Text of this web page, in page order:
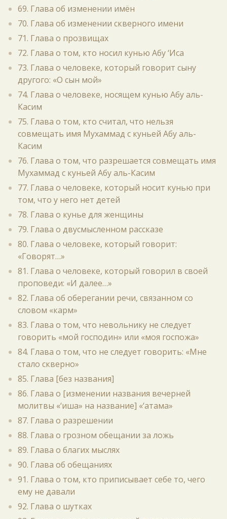
69. Глава об изменении имён
70. Глава об изменении скверного имени
71. Глава о прозвищах
72. Глава о том, кто носил кунью Абу ‘Иса
73. Глава о человеке, который говорит сыну
другого: «О сын мой»
74. Глава о человеке, носящем кунью Абу аль-
Касим
75. Глава о том, кто считал, что нельзя
совмещать имя Мухаммад с куньей Абу аль-
Касим
76. Глава о том, что разрешается совмещать имя
Мухаммад с куньей Абу аль-Касим
77. Глава о человеке, который носит кунью при
том, что у него нет детей
78. Глава о кунье для женщины
79. Глава о двусмысленном рассказе
80. Глава о человеке, который говорит:
«Говорят…»
81. Глава о человеке, который говорил в своей
проповеди: «И далее…»
82. Глава об оберегании речи, связанном со
словом «карм»
83. Глава о том, что невольнику не следует
говорить «мой господин» или «моя госпожа»
84. Глава о том, что не следует говорить: «Мне
стало скверно»
85. Глава [без названия]
86. Глава о [изменении названия вечерней
молитвы «‘иша» на название] «‘атама»
87. Глава о разрешении
88. Глава о грозном обещании за ложь
89. Глава о благих мыслях
90. Глава об обещаниях
91. Глава о том, кто приписывает себе то, чего
ему не давали
92. Глава о шутках